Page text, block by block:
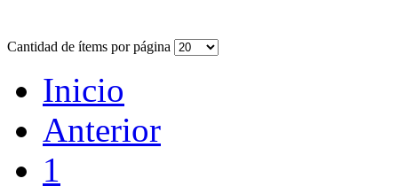
Cantidad de ítems por página
Inicio
Anterior
1